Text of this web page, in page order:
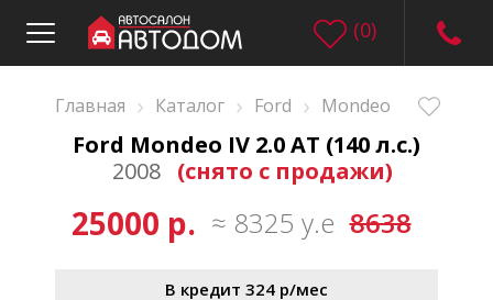
(0)
Главная › Каталог › Ford › Mondeo
Ford Mondeo IV 2.0 AT (140 л.с.)
2008
(снято с продажи)
25000 р. ≈ 8325 у.е 8638
В кредит 324 р/мес